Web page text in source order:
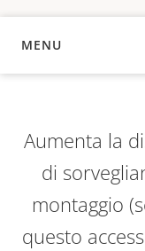
MENU
PANORAMICA
Aumenta la
di
montaggio
questo